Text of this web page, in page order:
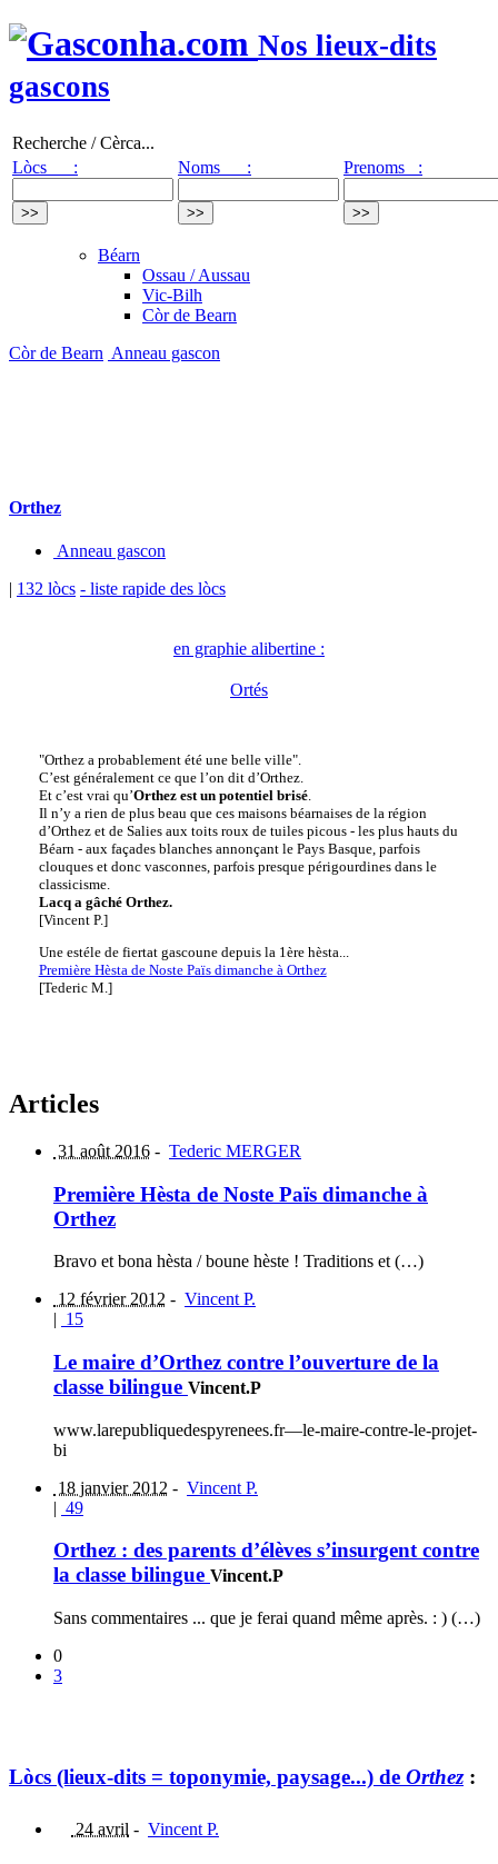
Nos lieux-dits
gascons
Recherche / Cèrca...
Lòcs :
Noms : Prenoms :
Béarn
Ossau / Aussau
Vic-Bilh
Còr de Bearn
Còr de Bearn Anneau gascon
Orthez
Anneau gascon
| 132 lòcs - liste rapide des lòcs
en graphie alibertine :
Ortés
"Orthez a probablement été une belle ville".
C’est généralement ce que l’on dit d’Orthez.
Et c’est vrai qu’Orthez est un potentiel brisé.
Il n’y a rien de plus beau que ces maisons béarnaises de la région
d’Orthez et de Salies aux toits roux de tuiles picous - les plus hauts du
Béarn - aux façades blanches annonçant le Pays Basque, parfois
clouques et donc vasconnes, parfois presque périgourdines dans le
classicisme.
Lacq a gâché Orthez.
[Vincent P.]
Une estéle de fiertat gascoune depuis la 1ère hèsta...
Première Hèsta de Noste Païs dimanche à Orthez
[Tederic M.]
Articles
31 août 2016 - Tederic MERGER
Première Hèsta de Noste Païs dimanche à
Orthez
Bravo et bona hèsta / boune hèste ! Traditions et (…)
12 février 2012 - Vincent P.
| 15
Le maire d’Orthez contre l’ouverture de la
classe bilingue Vincent.P
www.larepubliquedespyrenees.fr—le-maire-contre-le-projet-
bi
18 janvier 2012 - Vincent P.
| 49
Orthez : des parents d’élèves s’insurgent contre
la classe bilingue Vincent.P
Sans commentaires ... que je ferai quand même après. : ) (…)
0
3
Lòcs (lieux-dits = toponymie, paysage...) de Orthez:
24 avril - Vincent P.